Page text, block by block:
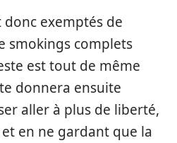
exemptés de
smokings complets
est tout de même
donnera ensuite
aller à plus de liberté,
en ne gardant que la